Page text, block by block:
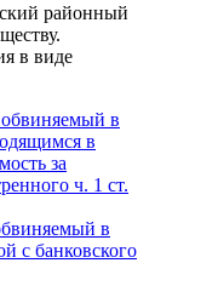
районный
в виде
в
в
за
ч. 1 ст.
в
с банковского